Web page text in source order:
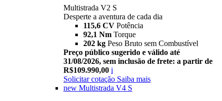
Multistrada V2 S
Desperte a aventura de cada dia
115,6 CV Potência
92,1 Nm Torque
202 kg Peso Bruto sem Combustível
Preço público sugerido e válido até
31/08/2026, sem inclusão de frete: a partir de
R$109.990,00 i
Solicitar cotação Saiba mais
new Multistrada V4 S